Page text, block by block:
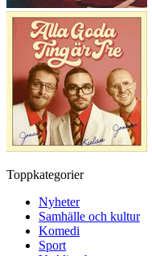
Toppkategorier
Nyheter
Samhälle och kultur
Komedi
Sport